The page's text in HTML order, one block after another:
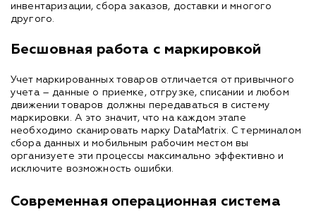
инвентаризации, сбора заказов, доставки и многого
другого.
Бесшовная работа с маркировкой
Учет маркированных товаров отличается от привычного
учета – данные о приемке, отгрузке, списании и любом
движении товаров должны передаваться в систему
маркировки. А это значит, что на каждом этапе
необходимо сканировать марку DataMatrix. С терминалом
сбора данных и мобильным рабочим местом вы
организуете эти процессы максимально эффективно и
исключите возможность ошибки.
Современная операционная система